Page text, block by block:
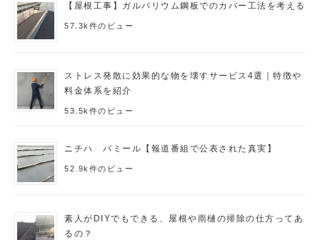
【屋根工事】ガルバリウム鋼板でのカバー工法を考える
57.3k件のビュー
ストレス発散に効果的な物を壊すサービス4選｜特徴や
料金体系を紹介
53.5k件のビュー
ニチハ パミール【報道番組で公表された真実】
52.9k件のビュー
素人がDIYでもできる、屋根や雨樋の掃除の仕方ってあ
るの？